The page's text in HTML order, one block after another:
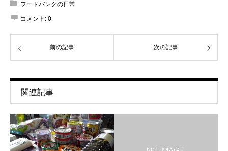
フードバンクの日常
コメント: 0
前の記事 次の記事
関連記事